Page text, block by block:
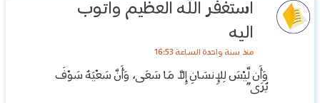
استغفر الله العظيم واتوب
اليه
منذ سنة واحدة الساعة 16:53
وَأَن لَّيْسَ لِلإِنسَانِ إِلاَّ مَا سَعَى، وَأَنَّ سَعْيَهُ سَوْفَ
يُرَى”